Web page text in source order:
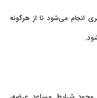
انجام می‌شود تا از هرگونه